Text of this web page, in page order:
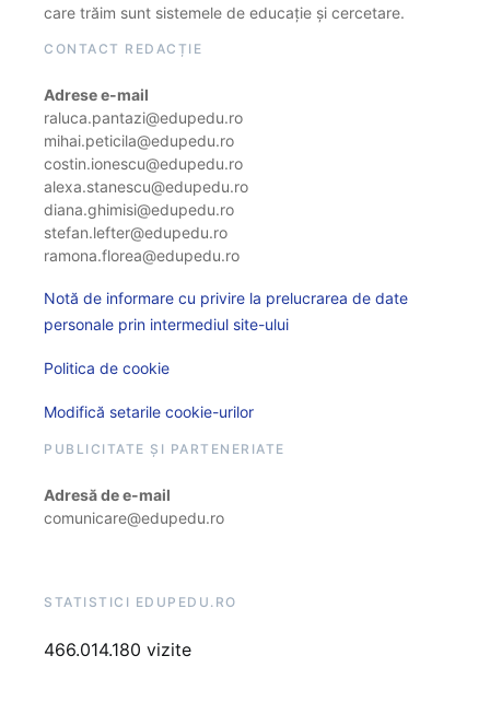
care trăim sunt sistemele de educație și cercetare.
CONTACT REDACȚIE
Adrese e-mail
raluca.pantazi@edupedu.ro
mihai.peticila@edupedu.ro
costin.ionescu@edupedu.ro
alexa.stanescu@edupedu.ro
diana.ghimisi@edupedu.ro
stefan.lefter@edupedu.ro
ramona.florea@edupedu.ro
Notă de informare cu privire la prelucrarea de date
personale prin intermediul site-ului
Politica de cookie
Modifică setarile cookie-urilor
PUBLICITATE ȘI PARTENERIATE
Adresă de e-mail
comunicare@edupedu.ro
STATISTICI EDUPEDU.RO
466.014.180 vizite